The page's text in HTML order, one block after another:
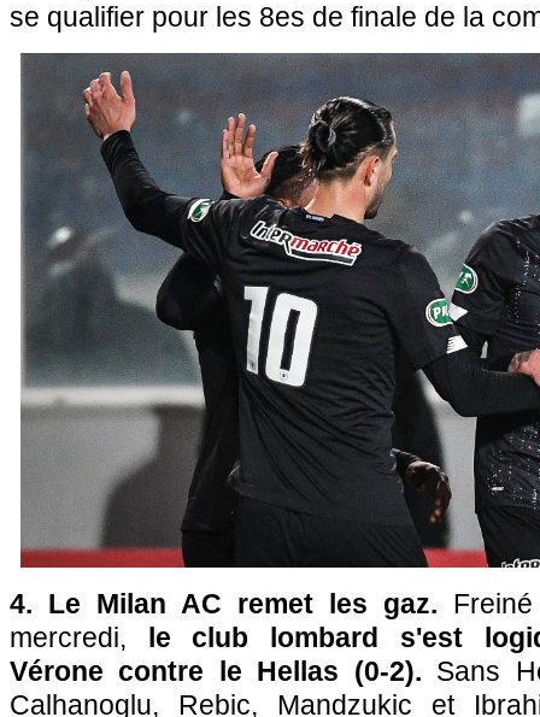
se qualifier pour les 8es de finale de la
4. Le Milan AC remet les gaz.
mercredi, le club lombard s'est
Vérone contre le Hellas (0-2). Sans
Calhanoglu, Rebic, Mandzukic et